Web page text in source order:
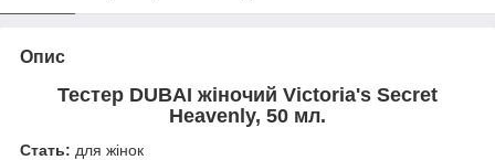
Опис
Тестер DUBAI жіночий Victoria's Secret
Heavenly, 50 мл.
Стать: для жінок